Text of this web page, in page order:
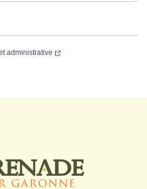
administrative